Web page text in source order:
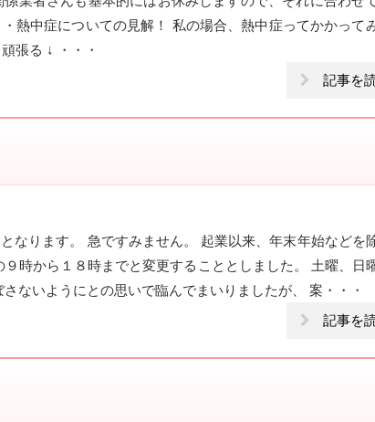
中症についての見解！ 私の場合、熱中症ってかかってみ
張る ↓ ・・・
記事を
なります。 急ですみません。 起業以来、年末年始などを
時から１８時までと変更することとしました。 土曜、日
ないようにとの思いで臨んでまいりましたが、 案・・・
記事を